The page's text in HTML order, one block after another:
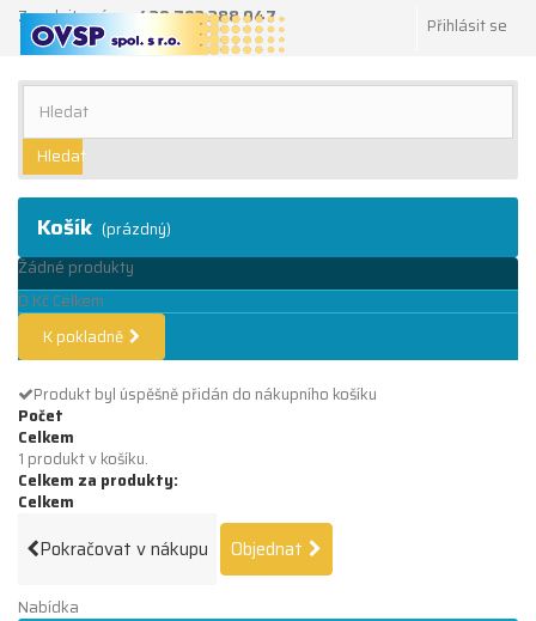
Přihlásit se
Zavolejte nám: +420 702 288 047
Hledat
Košík (prázdný)
Žádné produkty
0 KčCelkem
K pokladně
Produkt byl úspěšně přidán do nákupního košíku
Počet
Celkem
1 produkt v košíku.
Celkem za produkty:
Celkem
Pokračovat v nákupu Objednat
Nabídka